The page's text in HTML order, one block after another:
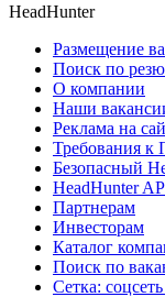
HeadHunter
Размещение
Поиск по
О компании
Наши
Реклама на
Требования к
Безопасный
HeadHunter
Партнерам
Инвесторам
Каталог
Поиск по
Сетка: